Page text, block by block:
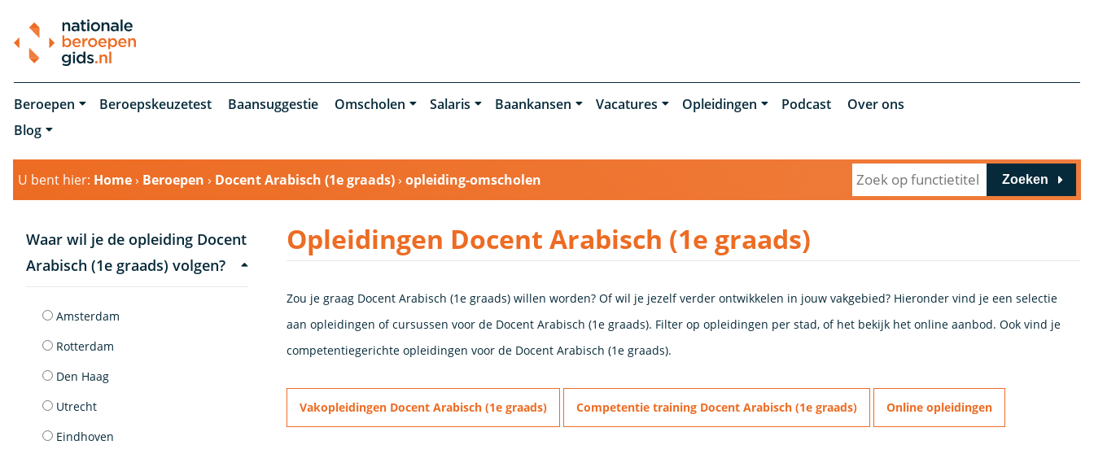
Beroepen Beroepskeuzetest Baansuggestie Omscholen Salaris Baankansen Vacatures Opleidingen Podcast
Over ons
Blog
U bent hier: Home› Beroepen › Docent Arabisch (1e graads)› opleiding-omscholen Zoeken
Waar wil je de opleiding Docent
Arabisch (1e graads) volgen?
Amsterdam
Rotterdam
Den Haag
Utrecht
Eindhoven
Opleidingen Docent Arabisch (1e graads)
Zou je graag Docent Arabisch (1e graads) willen worden? Of wil je jezelf verder ontwikkelen in jouw vakgebied? Hieronder vind je een selectie
aan opleidingen of cursussen voor de Docent Arabisch (1e graads). Filter op opleidingen per stad, of het bekijk het online aanbod. Ook vind je
competentiegerichte opleidingen voor de Docent Arabisch (1e graads).
Vakopleidingen Docent Arabisch (1e graads) Competentie training Docent Arabisch (1e graads) Online opleidingen